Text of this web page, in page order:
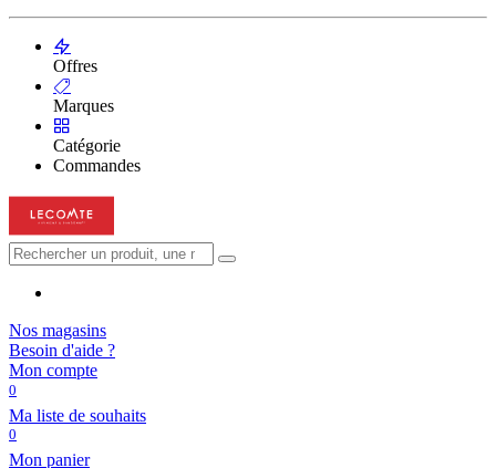
Offres
Marques
Catégorie
Commandes
Nos magasins
Besoin d'aide ?
Mon compte
0
Ma liste de souhaits
0
Mon panier